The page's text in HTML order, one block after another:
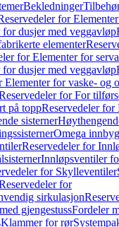
Bekledninger
for
dusjer med veggavløp
elementer
for Elementer for
dusjer med veggavløp
Elementer for vaske- og
for For
på toppReservedeler for
sisterner
Omega
Reservedeler for
Innløpsventiler
for Skylleventiler
for
sirkulasjon
gjengestussFordeler
Klammer for rør